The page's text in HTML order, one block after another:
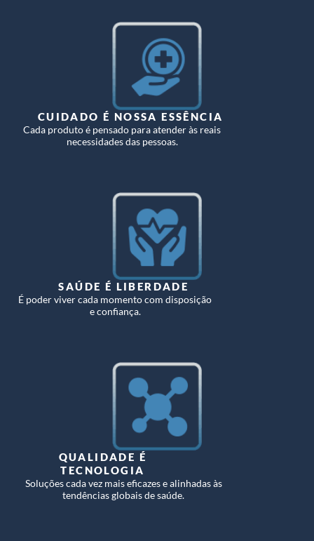
CUIDADO É NOSSA ESSÊNCIA
Cada produto é pensado para atender às reais
necessidades das pessoas.
SAÚDE É LIBERDADE
É poder viver cada momento com disposição
e confiança.
QUALIDADE É
TECNOLOGIA
Soluções cada vez mais eficazes e alinhadas às
tendências globais de saúde.